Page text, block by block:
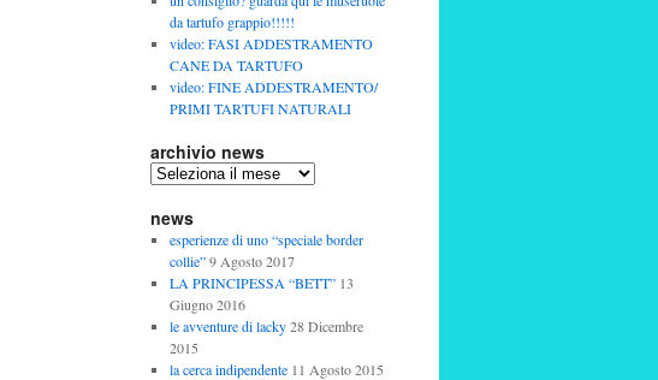
da tartufo grappio!!!!!
video: FASI ADDESTRAMENTO
CANE DA TARTUFO
video: FINE ADDESTRAMENTO/
PRIMI TARTUFI NATURALI
archivio news
archivio
news
esperienze di uno “speciale border
collie” 9 Agosto 2017
LA PRINCIPESSA “BETT” 13
Giugno 2016
le avventure di lacky 28 Dicembre
2015
la cerca indipendente 11 Agosto 2015